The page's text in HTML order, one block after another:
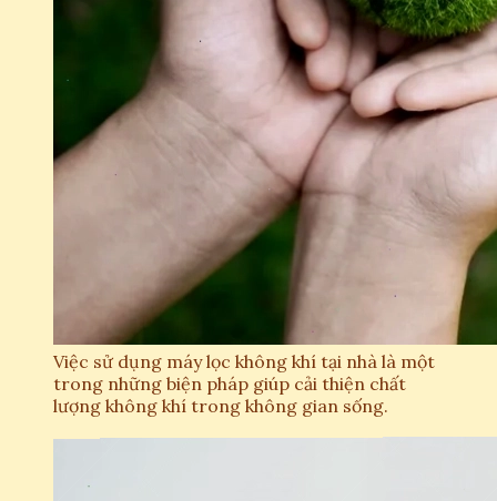
Việc sử dụng máy lọc không khí tại nhà là một
trong những biện pháp giúp cải thiện chất
lượng không khí trong không gian sống.